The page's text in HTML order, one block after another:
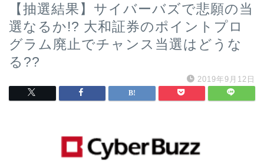
【抽選結果】サイバーバズで悲願の当
選なるか!? 大和証券のポイントプロ
グラム廃止でチャンス当選はどうな
る??
2019年9月12日